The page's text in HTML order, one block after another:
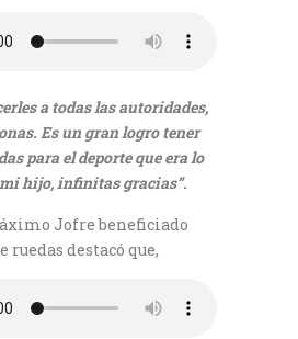
a todas las autoridades,
Es un gran logro tener
para el deporte que era lo
hijo, infinitas gracias”.
Jofre beneficiado
ruedas destacó que,